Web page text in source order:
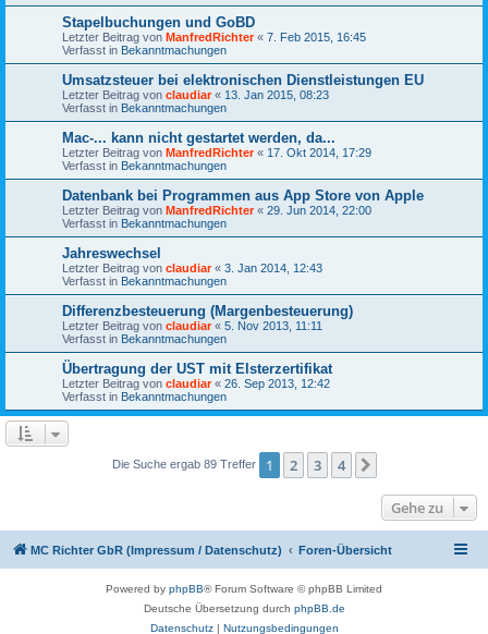
Stapelbuchungen und GoBD
Letzter Beitrag von ManfredRichter« 7. Feb 2015, 16:45
Verfasst in Bekanntmachungen
Umsatzsteuer bei elektronischen Dienstleistungen EU
Letzter Beitrag von claudiar« 13. Jan 2015, 08:23
Verfasst in Bekanntmachungen
Mac-... kann nicht gestartet werden, da...
Letzter Beitrag von ManfredRichter« 17. Okt 2014, 17:29
Verfasst in Bekanntmachungen
Datenbank bei Programmen aus App Store von Apple
Letzter Beitrag von ManfredRichter« 29. Jun 2014, 22:00
Verfasst in Bekanntmachungen
Jahreswechsel
Letzter Beitrag von claudiar« 3. Jan 2014, 12:43
Verfasst in Bekanntmachungen
Differenzbesteuerung (Margenbesteuerung)
Letzter Beitrag von claudiar« 5. Nov 2013, 11:11
Verfasst in Bekanntmachungen
Übertragung der UST mit Elsterzertifikat
Letzter Beitrag von claudiar« 26. Sep 2013, 12:42
Verfasst in Bekanntmachungen
Die Suche ergab 89 Treffer 1 2 3 4
Gehe zu
MC Richter GbR (Impressum / Datenschutz) Foren-Übersicht
Powered by phpBB® Forum Software © phpBB Limited
Deutsche Übersetzung durch phpBB.de
Datenschutz| Nutzungsbedingungen